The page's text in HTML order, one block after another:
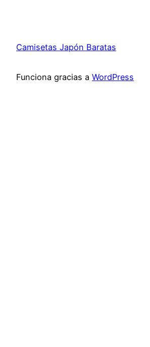
Camisetas Japón Baratas
Funciona gracias a WordPress